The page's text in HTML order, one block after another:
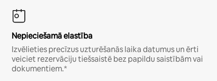
Nepieciešamā elastība
Izvēlieties precīzus uzturēšanās laika datumus un ērti
veiciet rezervāciju tiešsaistē bez papildu saistībām vai
dokumentiem.*